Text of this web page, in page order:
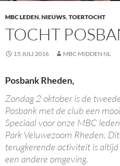
MBC LEDEN,NIEUWS,TOERTOCHT
TOCHT
15 JULI 2016 MBC MIDDEN NL
Posbank Rheden,
Zondag 2 oktober is de
Posbank met de club een
Speciaal voor onze MBC
Park Veluwezoom Rheden.
terugkerende activiteit is
een andere omgeving.